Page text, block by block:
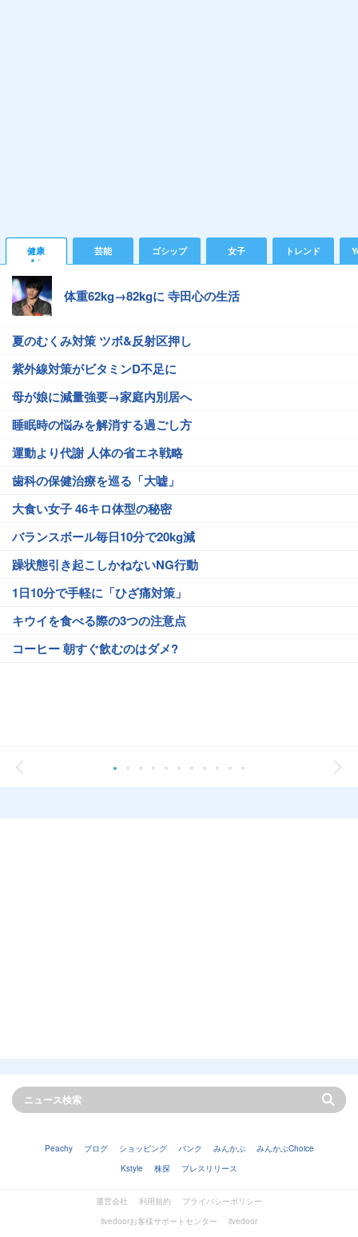
健康 芸能 ゴシップ 女子 トレンド
体重62kg→82kgに 寺田心の生活
夏のむくみ対策 ツボ&反射区押し
紫外線対策がビタミンD不足に
母が娘に減量強要→家庭内別居へ
睡眠時の悩みを解消する過ごし方
運動より代謝 人体の省エネ戦略
歯科の保健治療を巡る「大嘘」
大食い女子 46キロ体型の秘密
バランスボール毎日10分で20kg減
躁状態引き起こしかねないNG行動
1日10分で手軽に「ひざ痛対策」
キウイを食べる際の3つの注意点
コーヒー 朝すぐ飲むのはダメ?
Peachy ブログ ショッピング バンク みんかぶ
みんかぶChoice
Kstyle
株探 プレスリリース
運営会社 利用規約
プライバシーポリシー
livedoorお客様サポートセンター
livedoor